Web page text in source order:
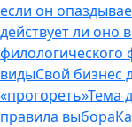
если он
действует ли оно
филологического
видыСвой бизнес
«прогореть»Тема
правила выбора